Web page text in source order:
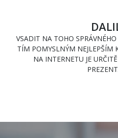
contentVSADIT NA TOHO
TÍM POMYSLNÝM NEJLEPŠÍM
NA INTERNETU JE